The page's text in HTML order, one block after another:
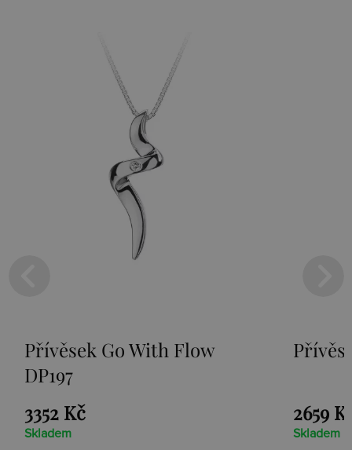
Přívěsek Go With Flow
DP197
3352 Kč
Skladem
2659
Skladem